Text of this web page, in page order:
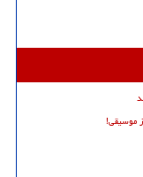
موسیقی!